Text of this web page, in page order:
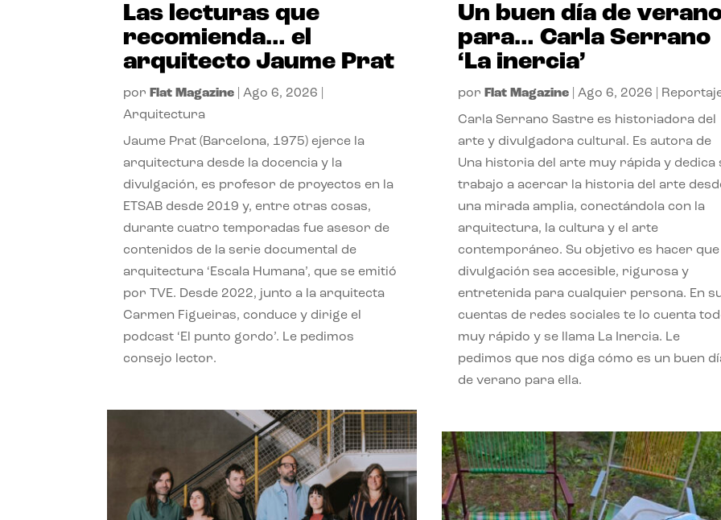
Las lecturas que
recomienda… el
arquitecto Jaume Prat
por Flat Magazine |Ago 6, 2026
Arquitectura
Jaume Prat (Barcelona, 1975) ejerce la
arquitectura desde la docencia y la
divulgación, es profesor de proyectos en la
ETSAB desde 2019 y, entre otras cosas,
durante cuatro temporadas fue asesor de
contenidos de la serie documental de
arquitectura ‘Escala Humana’, que se emitió
por TVE. Desde 2022, junto a la arquitecta
Carmen Figueiras, conduce y dirige el
podcast ‘El punto gordo’. Le pedimos
consejo lector.
Un buen día de
para… Carla Serrano
‘La inercia’
por Flat Magazine| Ago 6, 2026
Carla Serrano Sastre es historiadora del
arte y divulgadora cultural. Es autora de
Una historia del arte muy rápida y dedica
trabajo a acercar la historia del arte
una mirada amplia, conectándola con la
arquitectura, la cultura y el arte
contemporáneo. Su objetivo es hacer que
divulgación sea accesible, rigurosa y
entretenida para cualquier persona. En
cuentas de redes sociales te lo cuenta
muy rápido y se llama La Inercia. Le
pedimos que nos diga cómo es un buen
de verano para ella.